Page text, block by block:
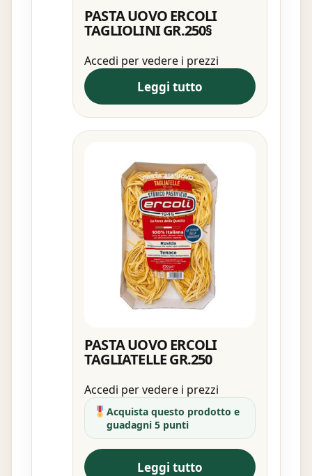
PASTA UOVO ERCOLI
TAGLIOLINI GR.250§
Accedi per vedere i prezzi
Leggi tutto
PASTA UOVO ERCOLI
TAGLIATELLE GR.250
Accedi per vedere i prezzi
Acquista questo prodotto e
guadagni 5 punti
Leggi tutto